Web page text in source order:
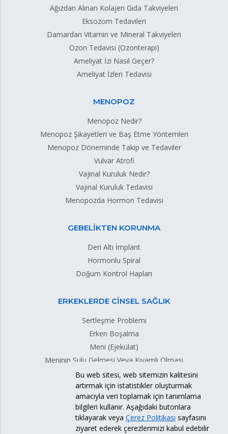
Ağızdan Alınan Kolajen Gıda Takviyeleri
Eksozom Tedavileri
Damardan Vitamin ve Mineral Takviyeleri
Ozon Tedavisi (Ozonterapi)
Ameliyat İzi Nasıl Geçer?
Ameliyat İzleri Tedavisi
MENOPOZ
Menopoz Nedir?
Menopoz Şikayetleri ve Baş Etme Yöntemleri
Menopoz Döneminde Takip ve Tedaviler
Vulvar Atrofi
Vajinal Kuruluk Nedir?
Vajinal Kuruluk Tedavisi
Menopozda Hormon Tedavisi
GEBELİKTEN KORUNMA
Deri Altı İmplant
Hormonlu Spiral
Doğum Kontrol Hapları
ERKEKLERDE CİNSEL SAĞLIK
Sertleşme Problemi
Erken Boşalma
Meni (Ejekülat)
Meninin Sulu Gelmesi Veya Kıvamlı Olması
Meni Sızıntısı
Testis Torsiyonu
Bu web sitesi, web sitemizin kalitesini
artırmak için istatistikler oluşturmak
amacıyla veri toplamak için tanımlama
bilgileri kullanır. Aşağıdaki butonlara
tıklayarak veya Çerez Politikası sayfasını
ziyaret ederek çerezlerimizi kabul edebilir